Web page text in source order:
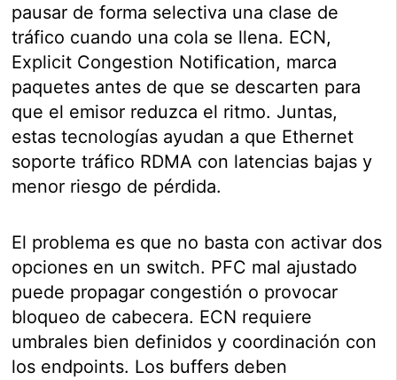
pausar de forma selectiva una clase de
tráfico cuando una cola se llena. ECN,
Explicit Congestion Notification, marca
paquetes antes de que se descarten para
que el emisor reduzca el ritmo. Juntas,
estas tecnologías ayudan a que Ethernet
soporte tráfico RDMA con latencias bajas y
menor riesgo de pérdida.
El problema es que no basta con activar dos
opciones en un switch. PFC mal ajustado
puede propagar congestión o provocar
bloqueo de cabecera. ECN requiere
umbrales bien definidos y coordinación con
los endpoints. Los buffers deben